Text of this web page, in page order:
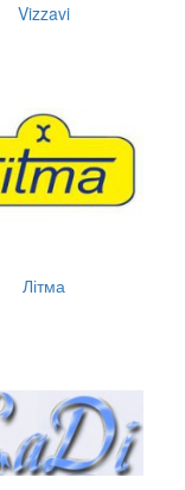
Vizzavi
Літма